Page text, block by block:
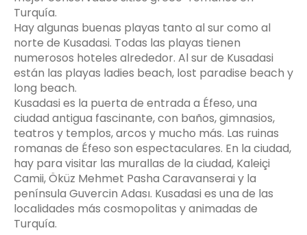
Turquía.
Hay algunas buenas playas tanto al sur como al
norte de Kusadasi. Todas las playas tienen
numerosos hoteles alrededor. Al sur de Kusadasi
están las playas ladies beach, lost paradise beach y
long beach.
Kusadasi es la puerta de entrada a Éfeso, una
ciudad antigua fascinante, con baños, gimnasios,
teatros y templos, arcos y mucho más. Las ruinas
romanas de Éfeso son espectaculares. En la ciudad,
hay para visitar las murallas de la ciudad, Kaleiçi
Camii, Öküz Mehmet Pasha Caravanserai y la
península Guvercin Adası. Kusadasi es una de las
localidades más cosmopolitas y animadas de